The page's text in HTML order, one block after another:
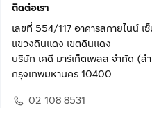
ติดต่อเรา
เลขที่ 554/117 อาคารสกายไนน์
แขวงดินแดง เขตดินแดง
บริษัท เคดี มาร์เก็ตเพลส จำกัด (
กรุงเทพมหานคร 10400
02 108 8531